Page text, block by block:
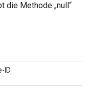
die Methode „null“
ID.